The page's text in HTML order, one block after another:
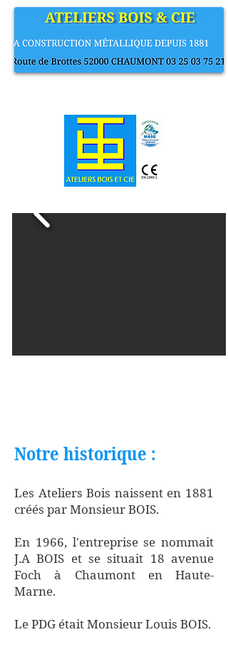
Notre historique :
Les Ateliers Bois naissent en 1881
créés par Monsieur BOIS.
En 1966, l'entreprise se nommait
J.A BOIS et se situait 18 avenue
Foch à Chaumont en Haute-
Marne.
Le PDG était Monsieur Louis BOIS.